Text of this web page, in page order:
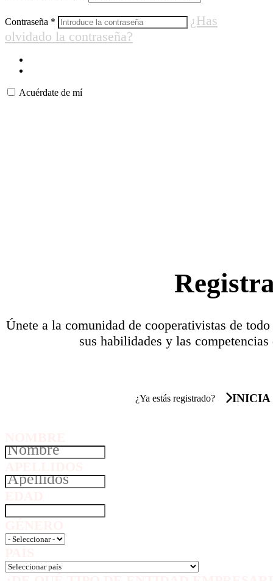
Contraseña *
¿Has
olvidado la contraseña?
Acuérdate de mí
Únete a la comunidad de cooperativistas de
sus habilidades y las
¿Ya estás registrado? INICIA